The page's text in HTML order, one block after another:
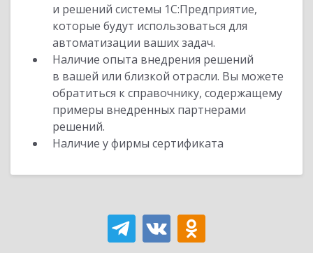
и решений системы 1С:Предприятие,
которые будут использоваться для
автоматизации ваших задач.
Наличие опыта внедрения решений
в вашей или близкой отрасли. Вы можете
обратиться к справочнику, содержащему
примеры внедренных партнерами
решений.
Наличие у фирмы сертификата